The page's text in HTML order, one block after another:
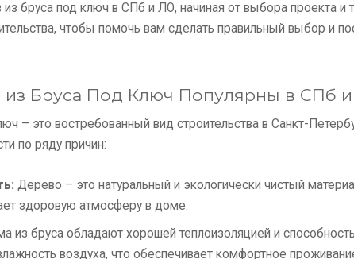
из бруса под ключ в СПб и ЛО, начиная от выбора проекта и
чтобы помочь вам сделать правильный выбор и
Бруса Под Ключ Популярны в СПб
– это востребованный вид строительства в Санкт-
по ряду причин:
Дерево – это натуральный и экологически чистый
здоровую атмосферу в доме.
из бруса обладают хорошей теплоизоляцией и
воздуха, что обеспечивает комфортное